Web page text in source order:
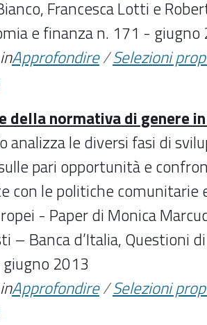
Francesca Lotti e
e finanza n. 171 - giugno
Approfondire/Selezioni
della normativa di genere
analizza le diversi fasi di
pari opportunità e
con le politiche comunitarie
- Paper di Monica
– Banca d’Italia, Questioni
2013
Approfondire/Selezioni